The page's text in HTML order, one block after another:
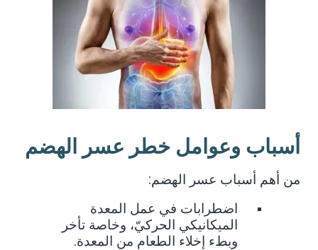
أسباب وعوامل خطر عسر الهضم
من أهم أسباب عسر الهضم:
اضطرابات في عمل المعدة
الميكانيكي الحركيّ، وخاصة تأخر
وبطء إخلاء الطعام من المعدة.